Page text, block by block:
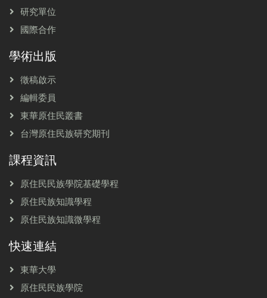
研究單位
國際合作
學術出版
徵稿啟示
編輯委員
東華原住民叢書
台灣原住民族研究期刊
課程資訊
原住民民族學院基礎學程
原住民族知識學程
原住民族知識微學程
快速連結
東華大學
原住民民族學院